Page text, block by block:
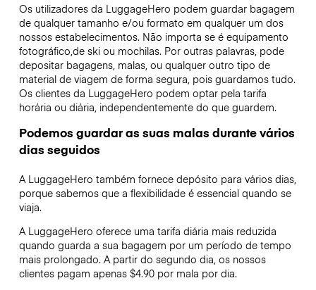
Os utilizadores da LuggageHero podem guardar bagagem
de qualquer tamanho e/ou formato em qualquer um dos
nossos estabelecimentos. Não importa se é equipamento
fotográfico,de ski ou mochilas. Por outras palavras, pode
depositar bagagens, malas, ou qualquer outro tipo de
material de viagem de forma segura, pois guardamos tudo.
Os clientes da LuggageHero podem optar pela tarifa
horária ou diária, independentemente do que guardem.
Podemos guardar as suas malas durante vários
dias seguidos
A LuggageHero também fornece depósito para vários dias,
porque sabemos que a flexibilidade é essencial quando se
viaja.
A LuggageHero oferece uma tarifa diária mais reduzida
quando guarda a sua bagagem por um período de tempo
mais prolongado. A partir do segundo dia, os nossos
clientes pagam apenas $4.90 por mala por dia.